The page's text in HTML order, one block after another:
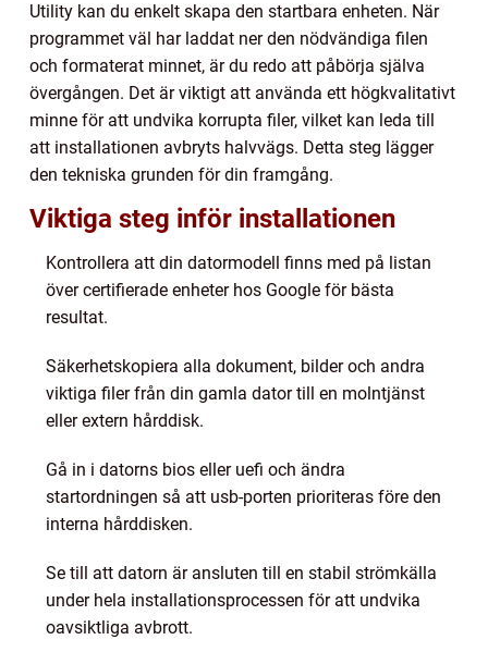
Utility kan du enkelt skapa den startbara enheten. När
programmet väl har laddat ner den nödvändiga filen
och formaterat minnet, är du redo att påbörja själva
övergången. Det är viktigt att använda ett högkvalitativt
minne för att undvika korrupta filer, vilket kan leda till
att installationen avbryts halvvägs. Detta steg lägger
den tekniska grunden för din framgång.
Viktiga steg inför installationen
Kontrollera att din datormodell finns med på listan
över certifierade enheter hos Google för bästa
resultat.
Säkerhetskopiera alla dokument, bilder och andra
viktiga filer från din gamla dator till en molntjänst
eller extern hårddisk.
Gå in i datorns bios eller uefi och ändra
startordningen så att usb-porten prioriteras före den
interna hårddisken.
Se till att datorn är ansluten till en stabil strömkälla
under hela installationsprocessen för att undvika
oavsiktliga avbrott.